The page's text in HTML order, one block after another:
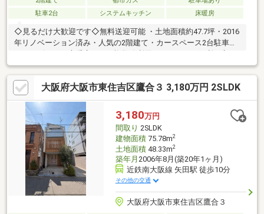
駐車2台
システムキッチン 床暖房
◇見るだけ大歓迎です◇無料送迎可能 ・土地面積約47.7坪・2016
年リノベーション済み・人気の2階建て・カースペース2台駐車
地・収納スペース充実・住環境良好・生活便利な周辺環境◆レス
ポンスは迅速に◆交渉は全力です◆‐多忙なお客様の「面倒だな」
をフルサポート致します‐◆「とりあえず見たい」「他社でローン
を断られた」「他社の物件もまとめて見てみたい」「相談だけし
てみたい」「しっかり交渉してほしい」「無駄を省きたい」等お
気軽にご連絡下さいませ。
大阪府大阪市東住吉区鷹合３ 3,180万円 2SLDK
3,180万円
間取り 2SLDK
建物面積75.78m2
土地面積48.33m2
築年月 2006年8月(築20年1ヶ月)
近鉄南大阪線 矢田駅 徒歩10分
その他の交通
大阪府大阪市東住吉区鷹合３